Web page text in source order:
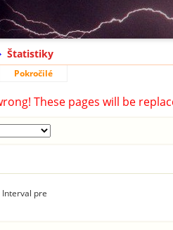
Štatistiky
Pokročilé
These pages will be
pre